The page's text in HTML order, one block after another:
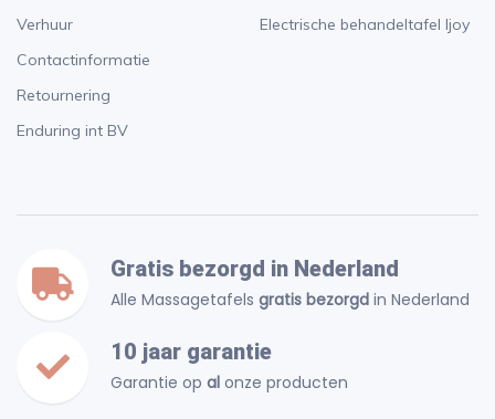
Verhuur
Contactinformatie
Retournering
Enduring int BV
Electrische behandeltafel Ijoy
Gratis bezorgd in Nederland
Alle Massagetafels gratis bezorgd in Nederland
10 jaar garantie
Garantie op al onze producten